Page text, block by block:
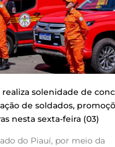
solenidade de
de soldados,
nesta sexta-feira (03)
do Piauí, por meio da